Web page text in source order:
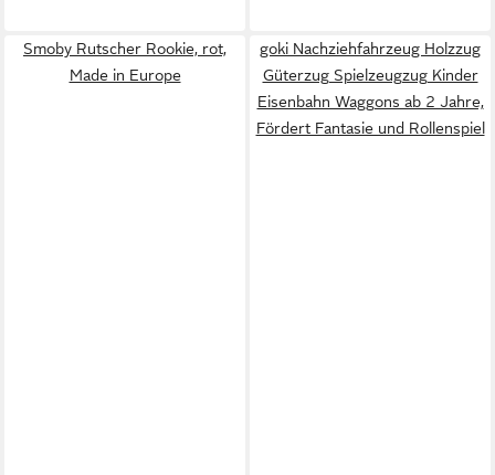
Smoby Rutscher Rookie, rot,
Made in Europe
goki Nachziehfahrzeug Holzzug
Güterzug Spielzeugzug Kinder
Eisenbahn Waggons ab 2 Jahre,
Fördert Fantasie und Rollenspiel